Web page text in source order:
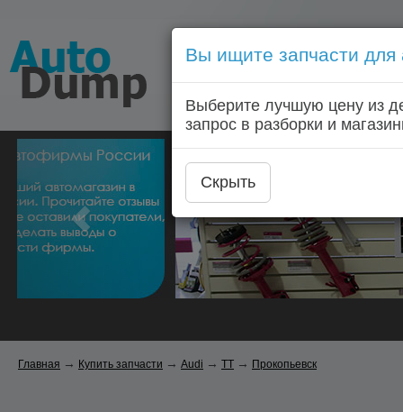
Голосовой запрос
Главная
Главная → Купить запчасти → Audi → TT → Прокопьевск
Вы ищите запчасти для
Выберите лучшую цену из
запрос в разборки и
Скрыть